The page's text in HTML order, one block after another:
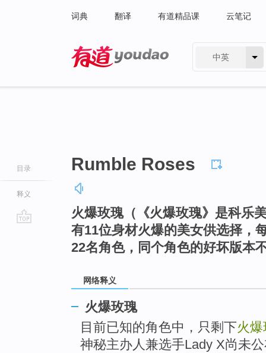
词典 翻译 有道精品课 云笔记
中英
目录
释义
Rumble Roses
火爆玫瑰（《火爆玫瑰》是科乐
有11位身材火爆的美女供选择，
22名角色，同个角色的好坏版本
网络释义
火爆玫瑰
目前已知的角色中，只剩下火
神秘主办人兼选手Lady X尚未